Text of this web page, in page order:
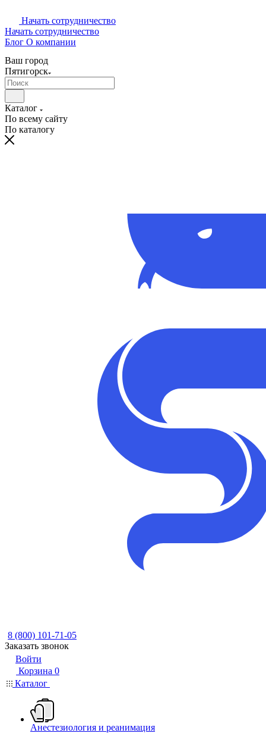
Начать сотрудничество
Начать сотрудничество
Блог О компании
Ваш город
Пятигорск
Каталог
По всему сайту
По каталогу
8 (800) 101-71-05
Заказать звонок
Войти
Корзина 0
Каталог
Анестезиология и реанимация